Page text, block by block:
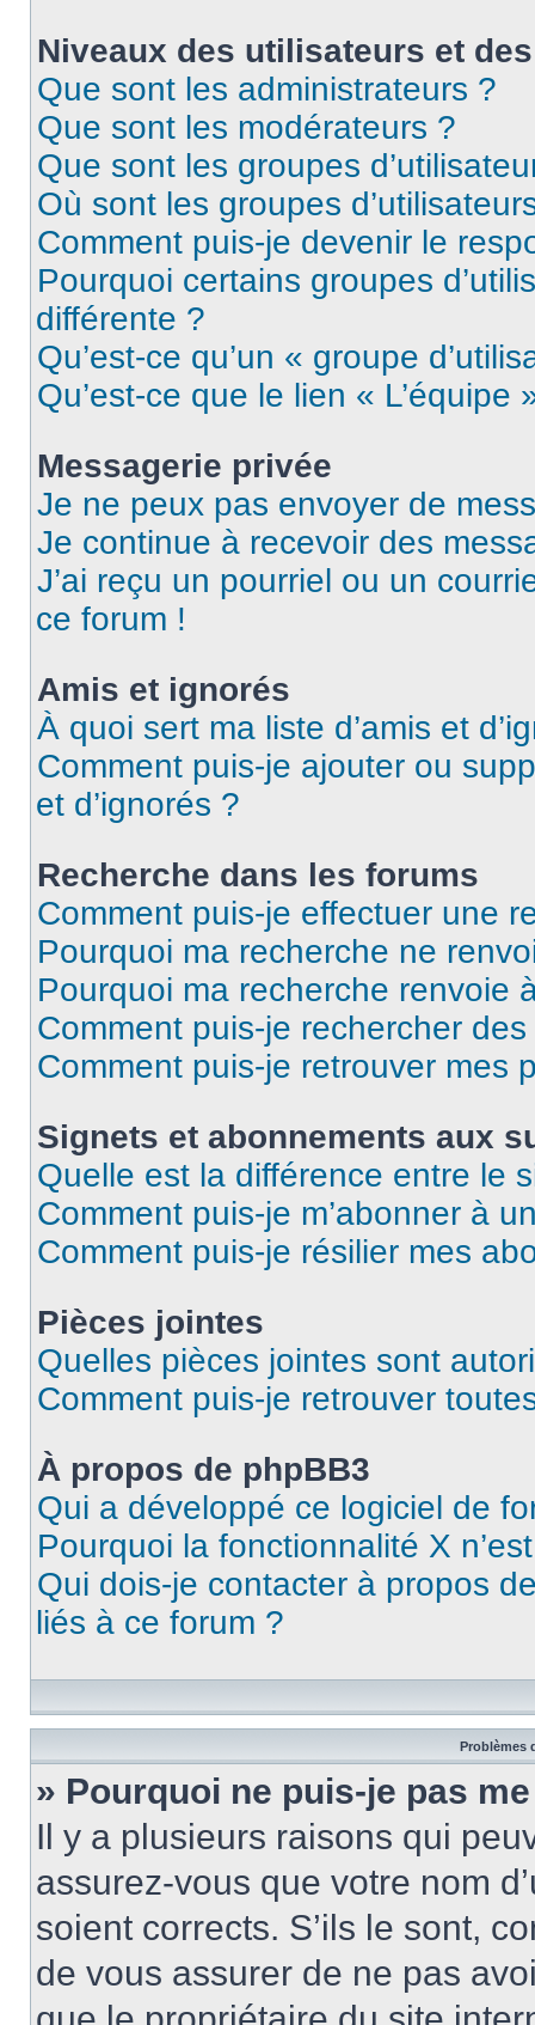
Niveaux des utilisateurs et
Que sont les administrateurs ?
Que sont les modérateurs ?
Que sont les groupes
Où sont les groupes
Comment puis-je devenir le
Pourquoi certains groupes
différente ?
Qu’est-ce qu’un « groupe
Qu’est-ce que le lien « L’équipe
Messagerie privée
Je ne peux pas envoyer de
Je continue à recevoir des
J’ai reçu un pourriel ou un
ce forum !
Amis et ignorés
À quoi sert ma liste d’amis et
Comment puis-je ajouter ou
et d’ignorés ?
Recherche dans les forums
Comment puis-je effectuer une
Pourquoi ma recherche ne
Pourquoi ma recherche renvoie
Comment puis-je rechercher
Comment puis-je retrouver mes
Signets et abonnements aux
Quelle est la différence entre le
Comment puis-je m’abonner à
Comment puis-je résilier mes
Pièces jointes
Quelles pièces jointes sont
Comment puis-je retrouver
À propos de phpBB3
Qui a développé ce logiciel de
Pourquoi la fonctionnalité X
Qui dois-je contacter à propos
liés à ce forum ?
Problèmes
» Pourquoi ne puis-je pas
Il y a plusieurs raisons qui
assurez-vous que votre nom
soient corrects. S’ils le sont,
de vous assurer de ne pas